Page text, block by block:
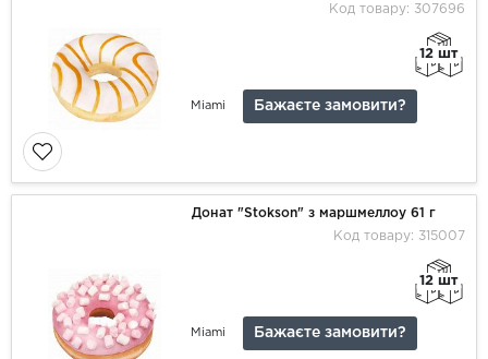
Код товару: 307696
12 шт
Miami Бажаєте замовити?
Донат "Stokson" з маршмеллоу 61 г
Код товару: 315007
12 шт
Miami Бажаєте замовити?